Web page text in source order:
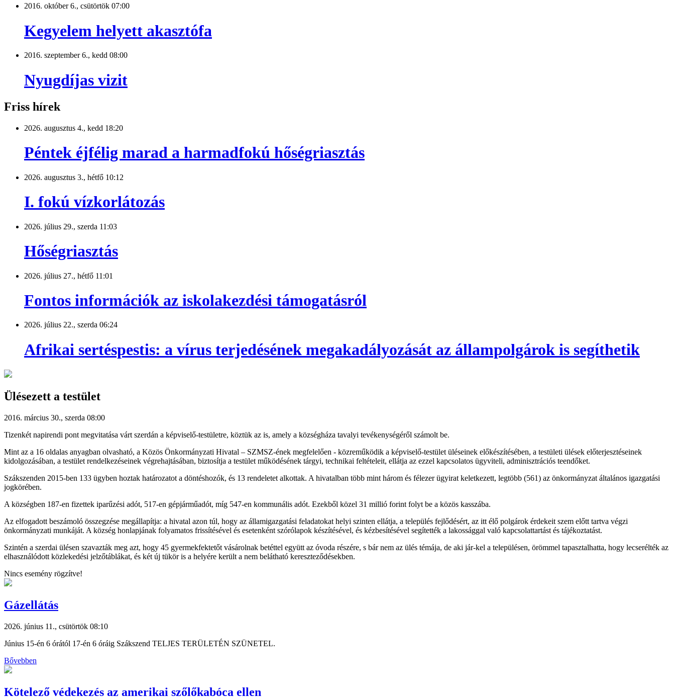
2016. október 6., csütörtök 07:00
Kegyelem helyett akasztófa
2016. szeptember 6., kedd 08:00
Nyugdíjas vizit
Friss hírek
2026. augusztus 4., kedd 18:20
Péntek éjfélig marad a harmadfokú hőségriasztás
2026. augusztus 3., hétfő 10:12
I. fokú vízkorlátozás
2026. július 29., szerda 11:03
Hőségriasztás
2026. július 27., hétfő 11:01
Fontos információk az iskolakezdési támogatásról
2026. július 22., szerda 06:24
Afrikai sertéspestis: a vírus terjedésének megakadályozását az állampolgárok is segíthetik
Ülésezett a testület
2016. március 30., szerda 08:00
Tizenkét napirendi pont megvitatása várt szerdán a képviselő-testületre, köztük az is, amely a községháza tavalyi tevékenységéről számolt be.
Mint az a 16 oldalas anyagban olvasható, a Közös Önkormányzati Hivatal – SZMSZ-ének megfelelően - közreműködik a képviselő-testület üléseinek előkészítésében, a testületi ülések előterjesztéseinek
kidolgozásában, a testület rendelkezéseinek végrehajtásában, biztosítja a testület működésének tárgyi, technikai feltételeit, ellátja az ezzel kapcsolatos ügyviteli, adminisztrációs teendőket.
Szákszenden 2015-ben 133 ügyben hoztak határozatot a döntéshozók, és 13 rendeletet alkottak. A hivatalban több mint három és félezer ügyirat keletkezett, legtöbb (561) az önkormányzat általános igazgatási
jogkörében.
A községben 187-en fizettek iparűzési adót, 517-en gépjárműadót, míg 547-en kommunális adót. Ezekből közel 31 millió forint folyt be a közös kasszába.
Az elfogadott beszámoló összegzése megállapítja: a hivatal azon túl, hogy az államigazgatási feladatokat helyi szinten ellátja, a település fejlődésért, az itt élő polgárok érdekeit szem előtt tartva végzi
önkormányzati munkáját. A község honlapjának folyamatos frissítésével és esetenként szórólapok készítésével, és kézbesítésével segítették a lakossággal való kapcsolattartást és tájékoztatást.
Szintén a szerdai ülésen szavazták meg azt, hogy 45 gyermekfektetőt vásárolnak betéttel együtt az óvoda részére, s bár nem az ülés témája, de aki jár-kel a településen, örömmel tapasztalhatta, hogy lecserélték az
elhasználódott közlekedési jelzőtáblákat, és két új tükör is a helyére került a nem belátható kereszteződésekben.
Nincs esemény rögzítve!
Gázellátás
2026. június 11., csütörtök 08:10
Június 15-én 6 órától 17-én 6 óráig Szákszend TELJES TERÜLETÉN SZÜNETEL.
Bővebben
Kötelező védekezés az amerikai szőlőkabóca ellen